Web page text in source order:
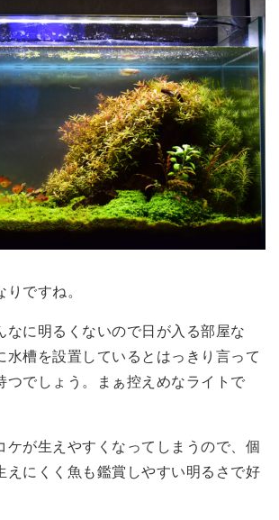
り ですね。
なに明るくないので日が入る部屋な
水槽を設置しているとはっきり言って
つでしょう。まぁ控えめなライトで
ケが生えやすくなってしまうので、個
えにくく魚も鑑賞しやすい明るさで好